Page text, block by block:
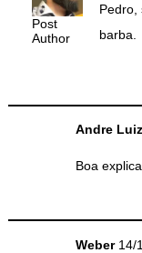
Post
Author
Pedro,
barba.
Andre Luiz
Boa
Weber 14/